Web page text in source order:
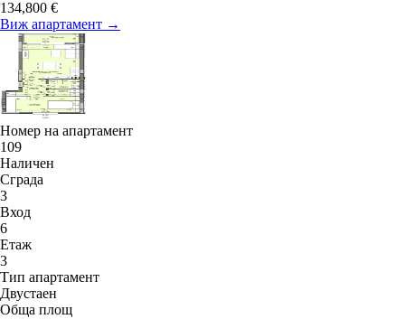
134,800 €
Виж апартамент →
Номер на апартамент
109
Наличен
Сграда
3
Вход
6
Етаж
3
Тип апартамент
Двустаен
Обща площ